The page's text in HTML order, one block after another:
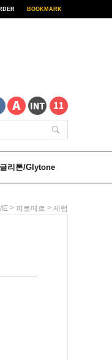
BOOKMARK
글리톤/Glytone
> 피토메르 > 세럼